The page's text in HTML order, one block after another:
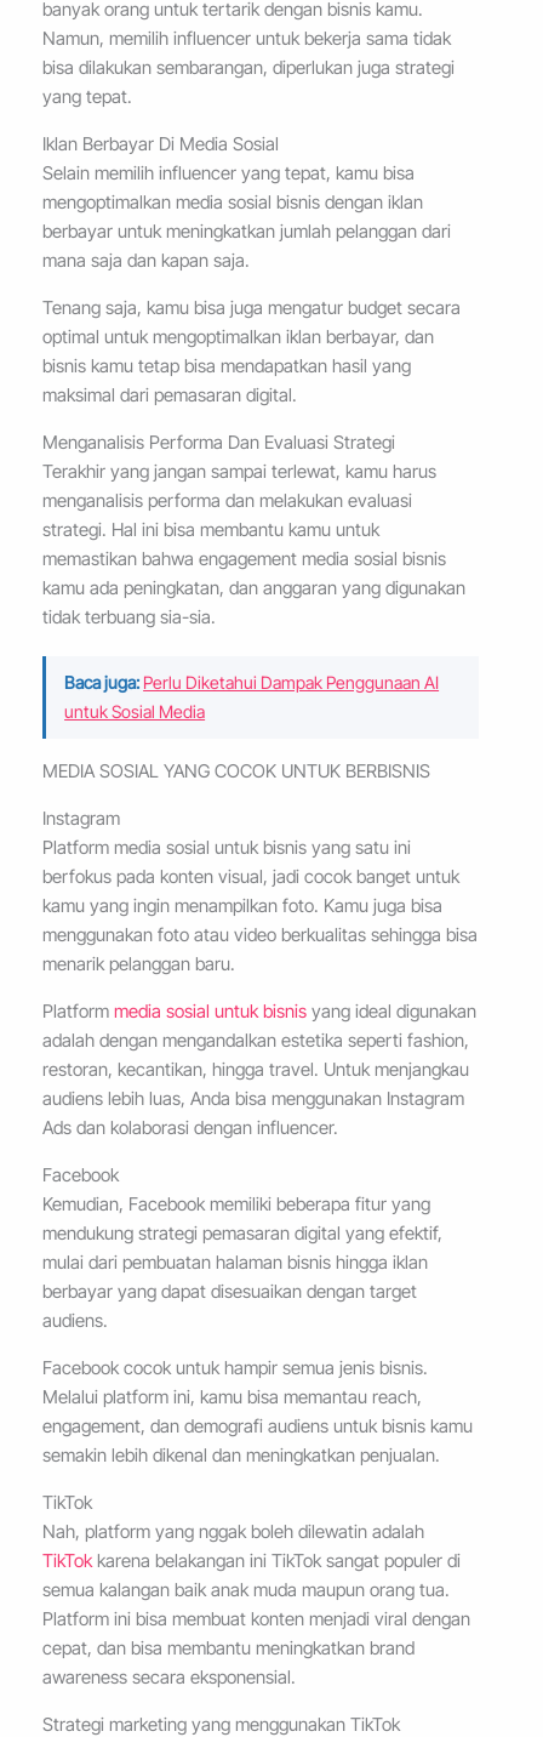
banyak orang untuk tertarik dengan bisnis kamu.
Namun, memilih influencer untuk bekerja sama tidak
bisa dilakukan sembarangan, diperlukan juga strategi
yang tepat.
Iklan Berbayar Di Media Sosial
Selain memilih influencer yang tepat, kamu bisa
mengoptimalkan media sosial bisnis dengan iklan
berbayar untuk meningkatkan jumlah pelanggan dari
mana saja dan kapan saja.
Tenang saja, kamu bisa juga mengatur budget secara
optimal untuk mengoptimalkan iklan berbayar, dan
bisnis kamu tetap bisa mendapatkan hasil yang
maksimal dari pemasaran digital.
Menganalisis Performa Dan Evaluasi Strategi
Terakhir yang jangan sampai terlewat, kamu harus
menganalisis performa dan melakukan evaluasi
strategi. Hal ini bisa membantu kamu untuk
memastikan bahwa engagement media sosial bisnis
kamu ada peningkatan, dan anggaran yang digunakan
tidak terbuang sia-sia.
Baca juga: Perlu Diketahui Dampak Penggunaan AI
untuk Sosial Media
MEDIA SOSIAL YANG COCOK UNTUK BERBISNIS
Instagram
Platform media sosial untuk bisnis yang satu ini
berfokus pada konten visual, jadi cocok banget untuk
kamu yang ingin menampilkan foto. Kamu juga bisa
menggunakan foto atau video berkualitas sehingga bisa
menarik pelanggan baru.
Platformmedia sosial untuk bisnis yang ideal digunakan
adalah dengan mengandalkan estetika seperti fashion,
restoran, kecantikan, hingga travel. Untuk menjangkau
audiens lebih luas, Anda bisa menggunakan Instagram
Ads dan kolaborasi dengan influencer.
Facebook
Kemudian, Facebook memiliki beberapa fitur yang
mendukung strategi pemasaran digital yang efektif,
mulai dari pembuatan halaman bisnis hingga iklan
berbayar yang dapat disesuaikan dengan target
audiens.
Facebook cocok untuk hampir semua jenis bisnis.
Melalui platform ini, kamu bisa memantau reach,
engagement, dan demografi audiens untuk bisnis kamu
semakin lebih dikenal dan meningkatkan penjualan.
TikTok
Nah, platform yang nggak boleh dilewatin adalah
TikTok karena belakangan ini TikTok sangat populer di
semua kalangan baik anak muda maupun orang tua.
Platform ini bisa membuat konten menjadi viral dengan
cepat, dan bisa membantu meningkatkan brand
awareness secara eksponensial.
Strategi marketing yang menggunakan TikTok